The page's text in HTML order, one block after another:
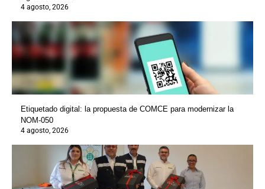
4 agosto, 2026
Etiquetado digital: la propuesta de COMCE para modernizar la
NOM-050
4 agosto, 2026